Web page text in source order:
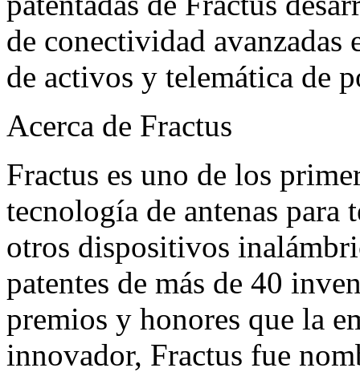
de conectividad
de activos y telemática de
Acerca de Fractus
Fractus es uno de los
tecnología de antenas para
otros dispositivos
patentes de más de 40
premios y honores que la
innovador, Fractus fue